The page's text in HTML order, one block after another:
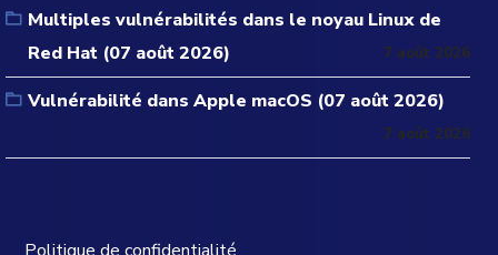
Multiples vulnérabilités dans le noyau Linux de
Red Hat (07 août 2026)
7 août 2026
Vulnérabilité dans Apple macOS (07 août 2026)
7 août 2026